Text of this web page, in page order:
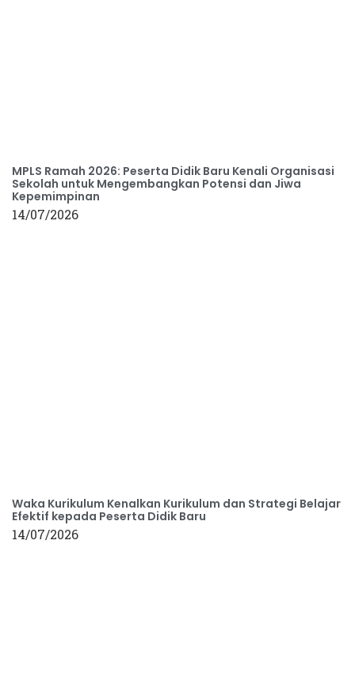
MPLS Ramah 2026: Peserta Didik Baru Kenali Organisasi
Sekolah untuk Mengembangkan Potensi dan Jiwa
Kepemimpinan
14/07/2026
Waka Kurikulum Kenalkan Kurikulum dan Strategi Belajar
Efektif kepada Peserta Didik Baru
14/07/2026